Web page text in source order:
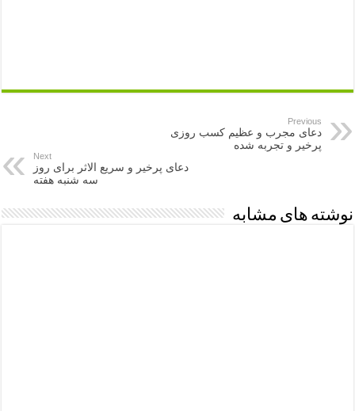
Previous
دعای مجرب و عظیم کسب روزی
پرخیر و تجربه شده
Next
دعای پرخیر و سریع الاثر برای روز
سه شنبه هفته
نوشته های مشابه